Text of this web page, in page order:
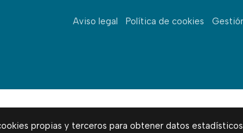
Aviso legal Política de cookies
propias y terceros para obtener datos